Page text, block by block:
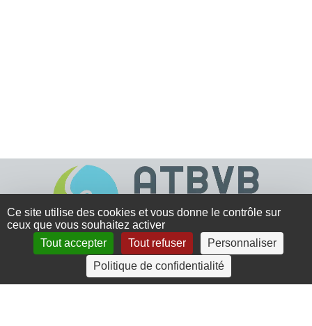
4 rue Crec’h-Ugen
22810 Belle Isle en Terre
Ce site utilise des cookies et vous donne le contrôle sur
ceux que vous souhaitez activer
Tout accepter
Tout refuser
Personnaliser
Politique de confidentialité